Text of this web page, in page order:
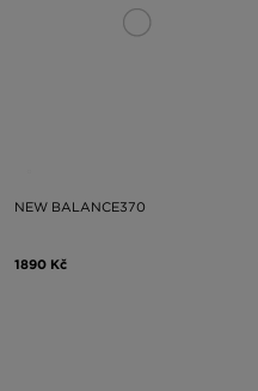
NEW BALANCE370
1890 Kč